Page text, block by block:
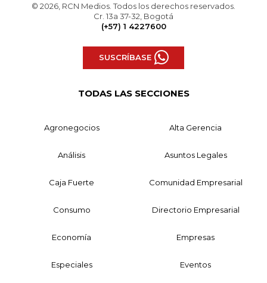
© 2026, RCN Medios. Todos los derechos reservados.
Cr. 13a 37-32, Bogotá
(+57) 1 4227600
SUSCRÍBASE
TODAS LAS SECCIONES
Agronegocios Alta Gerencia
Análisis Asuntos Legales
Caja Fuerte Comunidad Empresarial
Consumo Directorio Empresarial
Economía Empresas
Especiales Eventos